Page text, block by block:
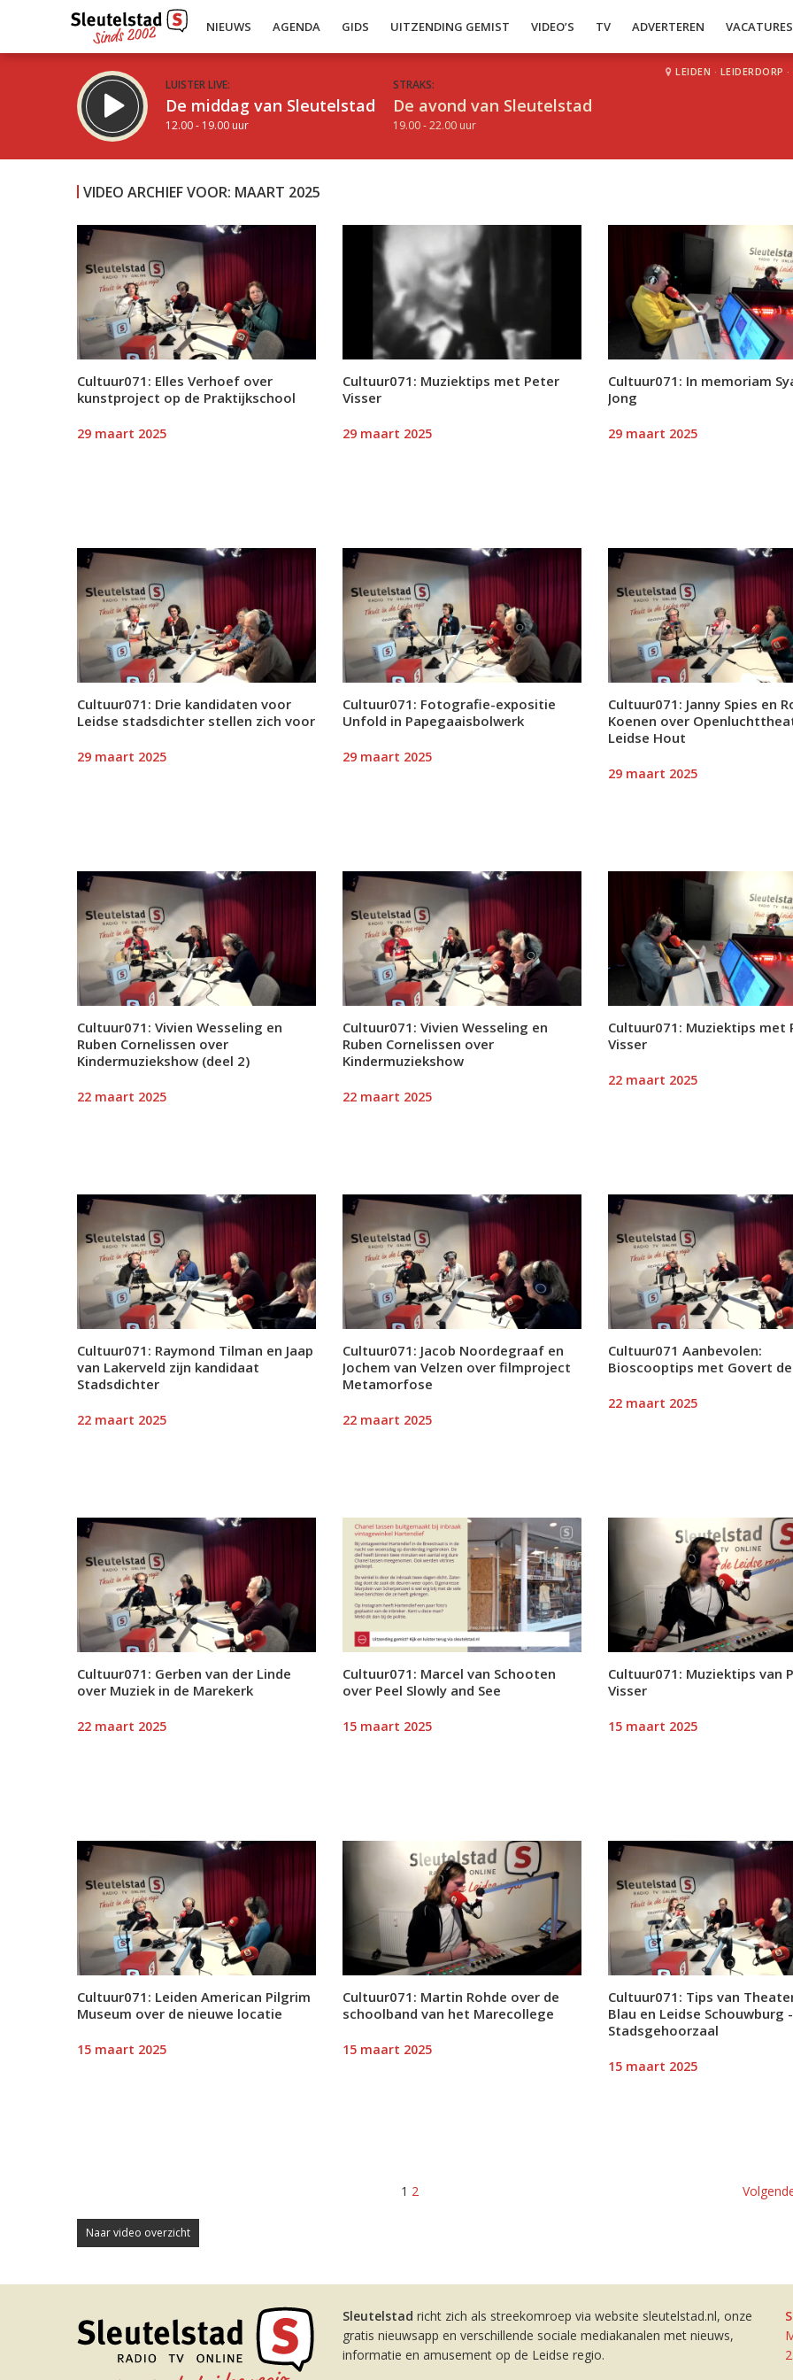
NIEUWS AGENDA GIDS UITZENDING GEMIST VIDEO’S TV ADVERTEREN VACATURES
LUISTER LIVE:
De middag van Sleutelstad
12.00 - 19.00 uur
STRAKS:
De avond van Sleutelstad
19.00 - 22.00 uur
LEIDEN · LEIDERDORP ·
Inklappen
VIDEO ARCHIEF VOOR: MAART 2025
Cultuur071: Elles Verhoef over
kunstproject op de Praktijkschool
29 maart 2025
Cultuur071: Muziektips met Peter
Visser
29 maart 2025
Cultuur071: In memoriam
Jong
29 maart 2025
Cultuur071: Drie kandidaten voor
Leidse stadsdichter stellen zich voor
29 maart 2025
Cultuur071: Fotografie-expositie
Unfold in Papegaaisbolwerk
29 maart 2025
Cultuur071: Janny Spies en
Koenen over
Leidse Hout
29 maart 2025
Cultuur071: Vivien Wesseling en
Ruben Cornelissen over
Kindermuziekshow (deel 2)
22 maart 2025
Cultuur071: Vivien Wesseling en
Ruben Cornelissen over
Kindermuziekshow
22 maart 2025
Cultuur071: Muziektips met
Visser
22 maart 2025
Cultuur071: Raymond Tilman en Jaap
van Lakerveld zijn kandidaat
Stadsdichter
22 maart 2025
Cultuur071: Jacob Noordegraaf en
Jochem van Velzen over filmproject
Metamorfose
22 maart 2025
Cultuur071 Aanbevolen:
Bioscooptips met Govert
22 maart 2025
Cultuur071: Gerben van der Linde
over Muziek in de Marekerk
22 maart 2025
Cultuur071: Marcel van Schooten
over Peel Slowly and See
15 maart 2025
Cultuur071: Muziektips van
Visser
15 maart 2025
Cultuur071: Leiden American Pilgrim
Museum over de nieuwe locatie
15 maart 2025
Cultuur071: Martin Rohde over de
schoolband van het Marecollege
15 maart 2025
Cultuur071: Tips van
Blau en Leidse Schouwburg -
Stadsgehoorzaal
15 maart 2025
1 2
Naar video overzicht
Sleutelstad richt zich als streekomroep via website sleutelstad.nl, onze
gratis nieuwsapp en verschillende sociale mediakanalen met nieuws,
informatie en amusement op de Leidse regio.